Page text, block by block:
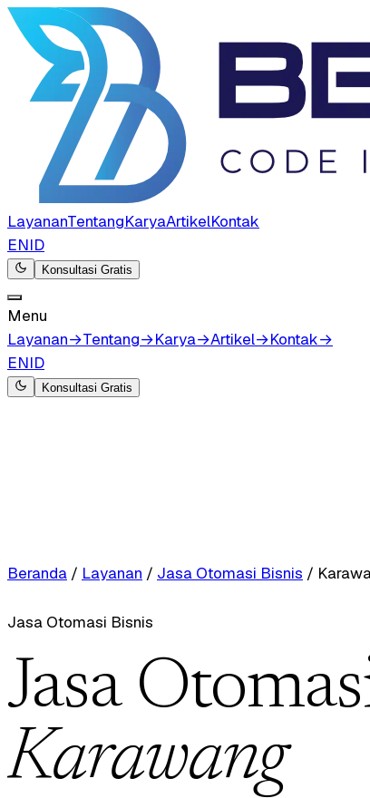
LayananTentangKaryaArtikelKontak
ENID
Konsultasi Gratis
Menu
Layanan→Tentang→Karya→Artikel→Kontak→
ENID
Konsultasi Gratis
Beranda / Layanan / Jasa Otomasi Bisnis /
Jasa Otomasi Bisnis
Jasa
Karawang